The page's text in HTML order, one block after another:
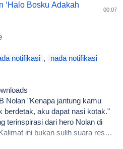
‘Halo Bosku Adakah
00:07
notifikasi ,
nada notifikasi
Nolan "Kenapa jantung kamu
berdetak, aku dapat nasi kotak."
terinspirasi dari hero Nolan di
ini bukan sulih suara resmi
komunitas, sering ditemukan di